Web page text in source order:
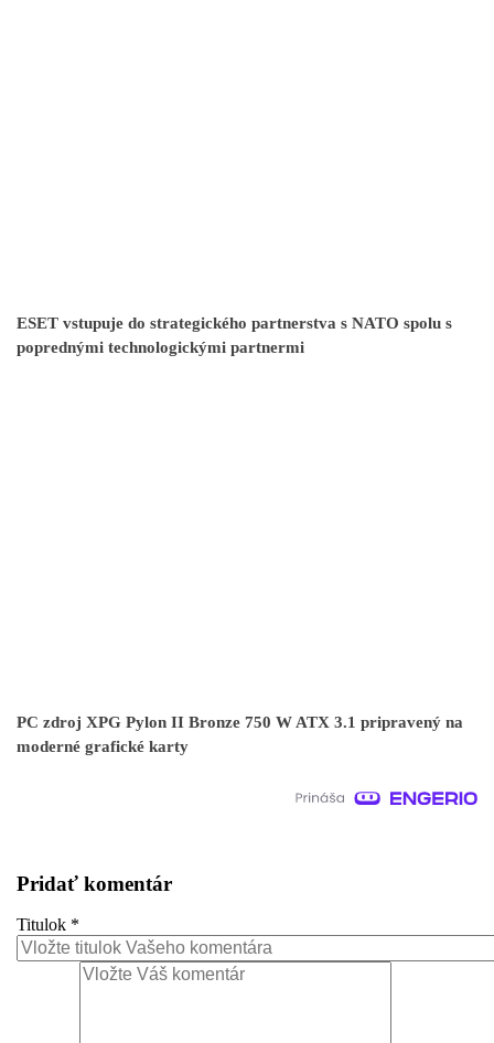
ESET vstupuje do strategického partnerstva s NATO spolu s
poprednými technologickými partnermi
PC zdroj XPG Pylon II Bronze 750 W ATX 3.1 pripravený na
moderné grafické karty
Pridať komentár
Titulok *